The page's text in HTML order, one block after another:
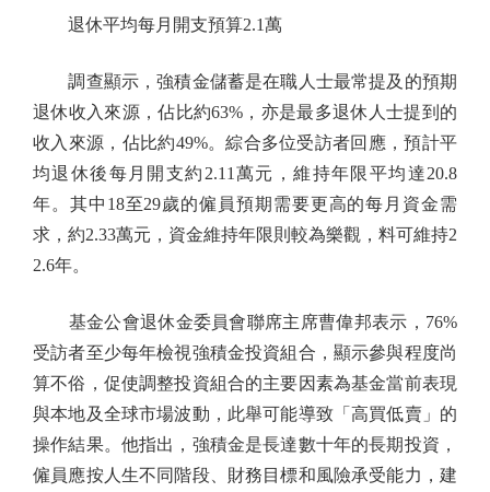
退休平均每月開支預算2.1萬
調查顯示，強積金儲蓄是在職人士最常提及的預期
退休收入來源，佔比約63%，亦是最多退休人士提到的
收入來源，佔比約49%。綜合多位受訪者回應，預計平
均退休後每月開支約2.11萬元，維持年限平均達20.8
年。其中18至29歲的僱員預期需要更高的每月資金需
求，約2.33萬元，資金維持年限則較為樂觀，料可維持2
2.6年。
基金公會退休金委員會聯席主席曹偉邦表示，76%
受訪者至少每年檢視強積金投資組合，顯示參與程度尚
算不俗，促使調整投資組合的主要因素為基金當前表現
與本地及全球市場波動，此舉可能導致「高買低賣」的
操作結果。他指出，強積金是長達數十年的長期投資，
僱員應按人生不同階段、財務目標和風險承受能力，建